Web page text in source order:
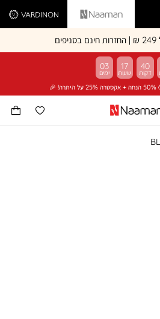
Vardinon Naaman
🎉
03 17 40